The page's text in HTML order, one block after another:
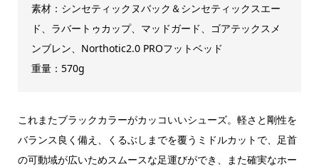
素材：シンセティックヌバック＆シンセティックスエー
ド、ラバートゥカップ、マッドガード、ゴアテックスメ
ンブレン、Northotic2.0 PROフットベッド
重量：570g
これまたブラックカラーがカッコいいシューズ。軽さと剛性を
バランス良く備え、くるぶしまでを覆うミドルカットで、足首
の可動域が広いためスムースな足運びができ、また確実なホー